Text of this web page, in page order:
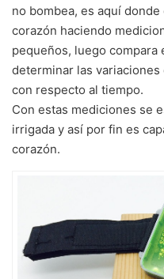
no bombea, es aquí
corazón haciendo
pequeños, luego compara
determinar las
con respecto al tiempo.
Con estas mediciones se
irrigada y así por fin es
corazón.